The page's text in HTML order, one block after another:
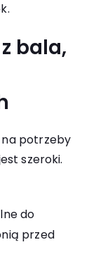
bala,
potrzeby
szeroki.
do
przed